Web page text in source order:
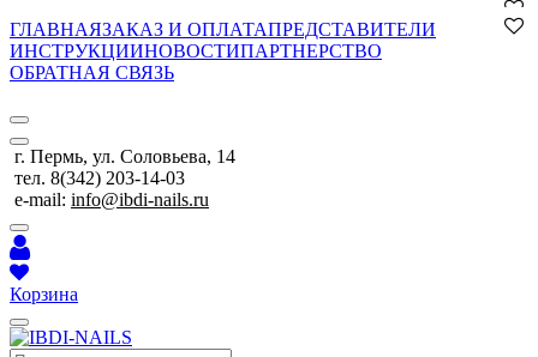
ГЛАВНАЯЗАКАЗ И ОПЛАТАПРЕДСТАВИТЕЛИ
ИНСТРУКЦИИНОВОСТИПАРТНЕРСТВО
ОБРАТНАЯ СВЯЗЬ
г. Пермь, ул. Соловьева, 14
тел. 8(342) 203-14-03
e-mail: info@ibdi-nails.ru
Корзина